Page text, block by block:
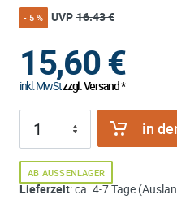
- 5 % UVP 16.43 €
15,60€
inkl. MwStzzgl. Versand *
in
AB AUSSENLAGER
Lieferzeit: ca. 4-7 Tage